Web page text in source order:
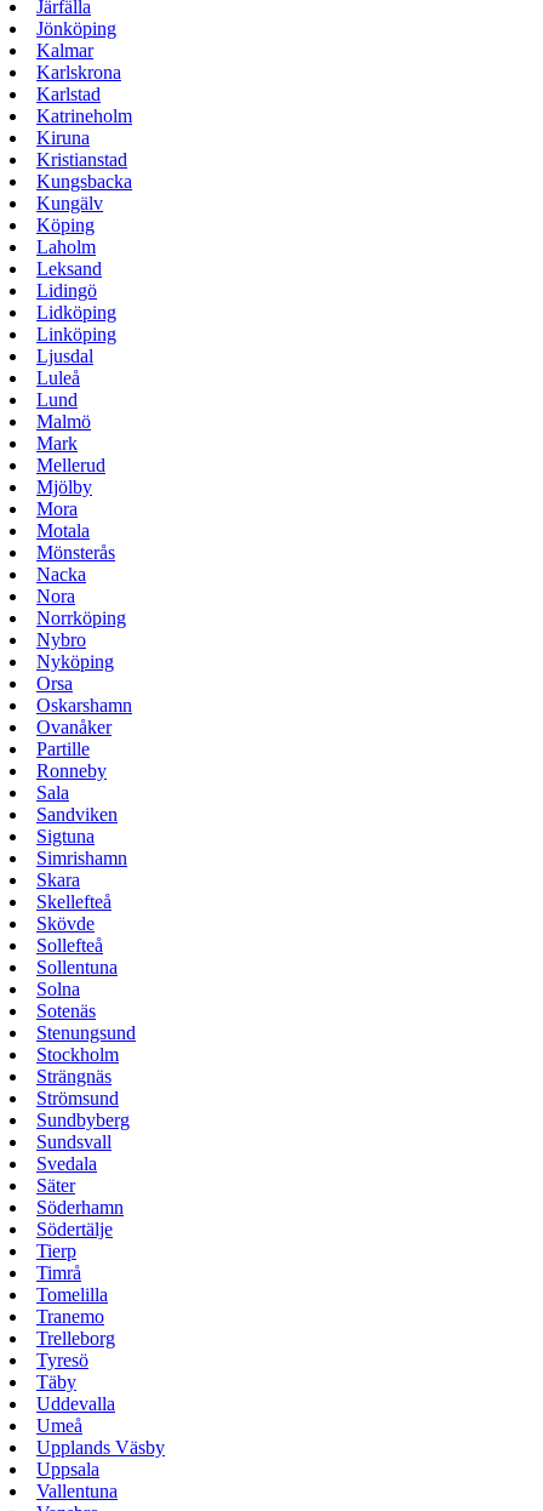
Järfälla
Jönköping
Kalmar
Karlskrona
Karlstad
Katrineholm
Kiruna
Kristianstad
Kungsbacka
Kungälv
Köping
Laholm
Leksand
Lidingö
Lidköping
Linköping
Ljusdal
Luleå
Lund
Malmö
Mark
Mellerud
Mjölby
Mora
Motala
Mönsterås
Nacka
Nora
Norrköping
Nybro
Nyköping
Orsa
Oskarshamn
Ovanåker
Partille
Ronneby
Sala
Sandviken
Sigtuna
Simrishamn
Skara
Skellefteå
Skövde
Sollefteå
Sollentuna
Solna
Sotenäs
Stenungsund
Stockholm
Strängnäs
Strömsund
Sundbyberg
Sundsvall
Svedala
Säter
Söderhamn
Södertälje
Tierp
Timrå
Tomelilla
Tranemo
Trelleborg
Tyresö
Täby
Uddevalla
Umeå
Upplands Väsby
Uppsala
Vallentuna